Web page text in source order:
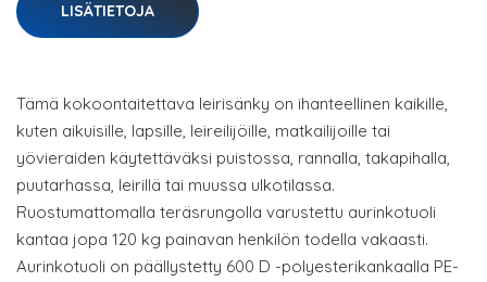
LISÄTIETOJA
Tämä kokoontaitettava leirisänky on ihanteellinen kaikille,
kuten aikuisille, lapsille, leireilijöille, matkailijoille tai
yövieraiden käytettäväksi puistossa, rannalla, takapihalla,
puutarhassa, leirillä tai muussa ulkotilassa.
Ruostumattomalla teräsrungolla varustettu aurinkotuoli
kantaa jopa 120 kg painavan henkilön todella vakaasti.
Aurinkotuoli on päällystetty 600 D -polyesterikankaalla PE-